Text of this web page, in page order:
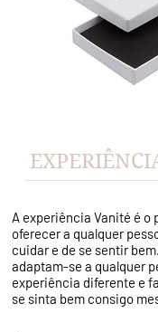
A experiência Vanité é o
oferecer a qualquer
cuidar e de se sentir
adaptam-se a qualquer
experiência diferente e
se sinta bem consigo